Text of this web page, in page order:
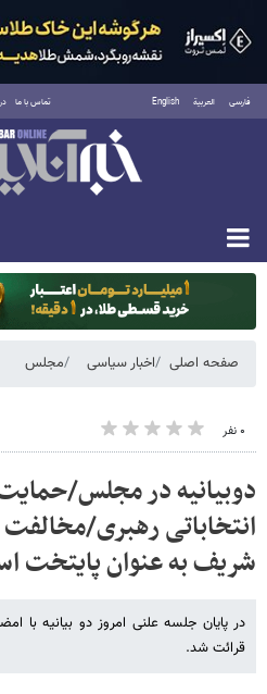
فارسی العربية English تماس با ما
یکشنبه ۱۸ مرداد ۱۴۰۵
صفحه اصلی اخبار سیاسی مجلس
۰ نفر
شریف به عنوان پایتخت
در پایان جلسه علنی امروز دو بیانیه با
قرائت شد.